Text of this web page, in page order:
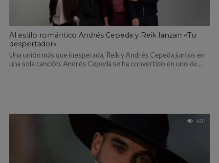
Al estilo romántico Andrés Cepeda y Reik lanzan «Tu
despertador»
Una unión más que inesperada, Reik y Andrés Cepeda juntos en
una sola canción. Andrés Cepeda se ha convertido en uno de...
401